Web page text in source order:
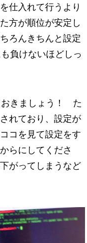
仕入れて行うより
方が順位が安定し
ろんきちんと設定
負けないほどしっ
おきましょう！ た
れており、設定が
コを見て設定をす
らにしてくださ
がってしまうなど